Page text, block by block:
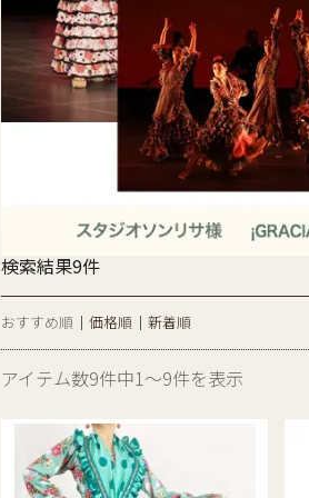
検索結果9件
おすすめ順 価格順 新着順
アイテム数9件中1～9件を表示